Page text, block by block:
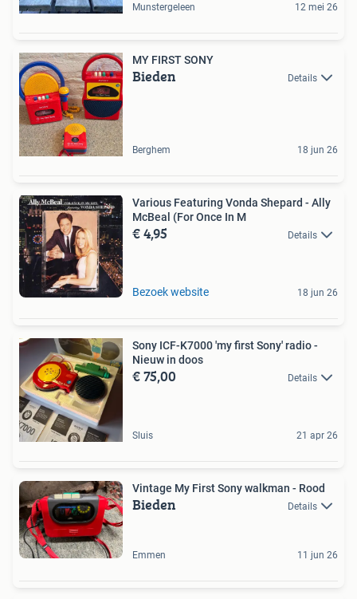
Munstergeleen 12 mei 26
MY FIRST SONY
Bieden Details
Berghem 18 jun 26
Various Featuring Vonda Shepard - Ally
McBeal (For Once In M
€ 4,95 Details
Bezoek website 18 jun 26
Sony ICF-K7000 'my first Sony' radio -
Nieuw in doos
€ 75,00 Details
Sluis 21 apr 26
Vintage My First Sony walkman - Rood
Bieden Details
Emmen 11 jun 26